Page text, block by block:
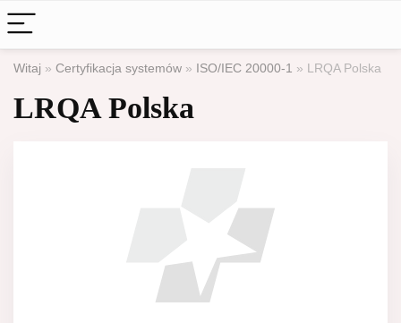
Witaj » Certyfikacja systemów » ISO/IEC 20000-1 » LRQA Polska
LRQA Polska